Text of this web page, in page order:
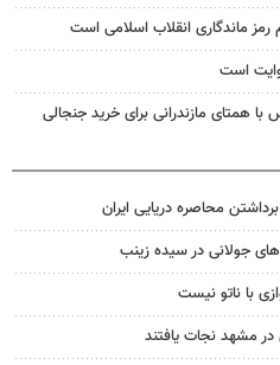
ماندگاری انقلاب اسلامی است
است
با همتای مازندرانی برای خرید جنجالی
محاصره دریایی ایران
جولانی در سیده زینب
با ناتو نیست